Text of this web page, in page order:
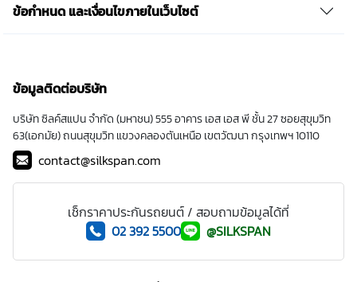
ข้อกำหนด และเงื่อนไขภายในเว็บไซต์
ข้อมูลติดต่อบริษัท
บริษัท ซิลค์สแปน จำกัด (มหาชน) 555 อาคาร เอส เอส พี ชั้น 27 ซอยสุขุมวิท
63(เอกมัย) ถนนสุขุมวิท แขวงคลองตันเหนือ เขตวัฒนา กรุงเทพฯ 10110
contact@silkspan.com
เช็กราคาประกันรถยนต์ / สอบถามข้อมูลได้ที่
02 392 5500
@SILKSPAN